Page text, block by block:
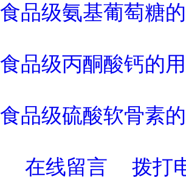
食品级氨基葡萄糖
食品级丙酮酸钙的
食品级硫酸软骨素
在线留言 拨打